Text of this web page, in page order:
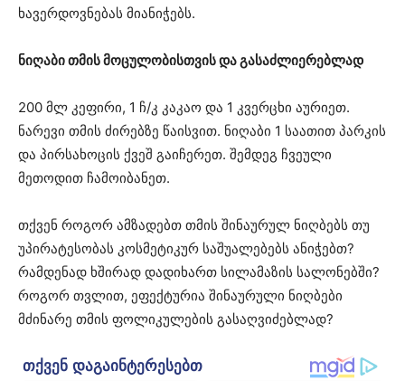
ხავერდოვნებას მიანიჭებს.
ნიღაბი თმის მოცულობისთვის და გასაძლიერებლად
200 მლ კეფირი, 1 ჩ/კ კაკაო და 1 კვერცხი აურიეთ.
ნარევი თმის ძირებზე წაისვით. ნიღაბი 1 საათით პარკის
და პირსახოცის ქვეშ გაიჩერეთ. შემდეგ ჩვეული
მეთოდით ჩამოიბანეთ.
თქვენ როგორ ამზადებთ თმის შინაურულ ნიღბებს თუ
უპირატესობას კოსმეტიკურ საშუალებებს ანიჭებთ?
რამდენად ხშირად დადიხართ სილამაზის სალონებში?
როგორ თვლით, ეფექტურია შინაურული ნიღბები
მძინარე თმის ფოლიკულების გასაღვიძებლად?